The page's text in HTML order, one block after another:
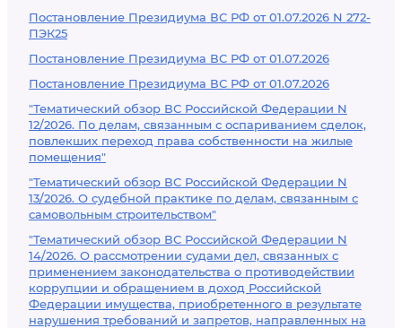
Постановление Президиума ВС РФ от 01.07.2026 N 272-
ПЭК25
Постановление Президиума ВС РФ от 01.07.2026
Постановление Президиума ВС РФ от 01.07.2026
"Тематический обзор ВС Российской Федерации N
12/2026. По делам, связанным с оспариванием сделок,
повлекших переход права собственности на жилые
помещения"
"Тематический обзор ВС Российской Федерации N
13/2026. О судебной практике по делам, связанным с
самовольным строительством"
"Тематический обзор ВС Российской Федерации N
14/2026. О рассмотрении судами дел, связанных с
применением законодательства о противодействии
коррупции и обращением в доход Российской
Федерации имущества, приобретенного в результате
нарушения требований и запретов, направленных на